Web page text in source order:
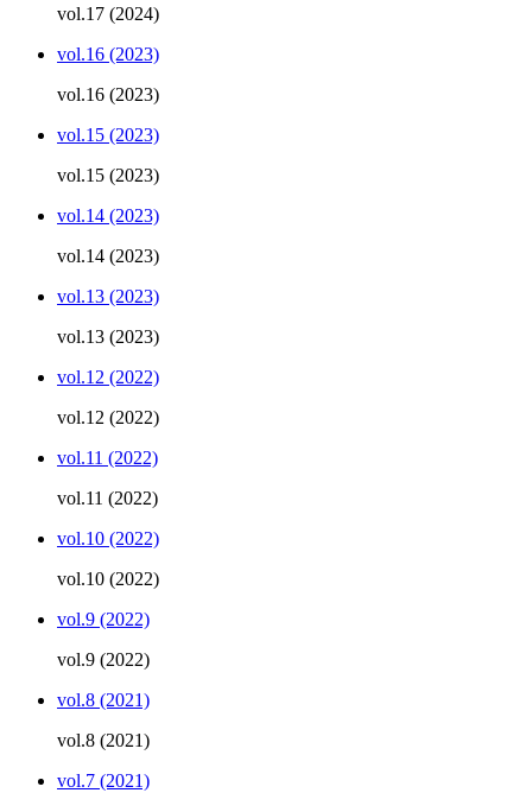
vol.17 (2024)
vol.16 (2023)
vol.16 (2023)
vol.15 (2023)
vol.15 (2023)
vol.14 (2023)
vol.14 (2023)
vol.13 (2023)
vol.13 (2023)
vol.12 (2022)
vol.12 (2022)
vol.11 (2022)
vol.11 (2022)
vol.10 (2022)
vol.10 (2022)
vol.9 (2022)
vol.9 (2022)
vol.8 (2021)
vol.8 (2021)
vol.7 (2021)